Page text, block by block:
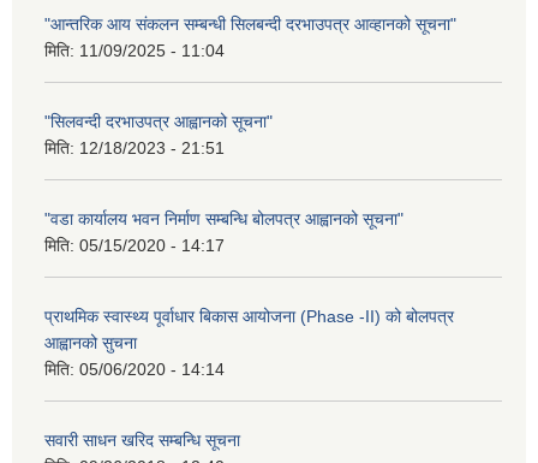
"आन्तरिक आय संकलन सम्बन्धी सिलबन्दी दरभाउपत्र आव्हानको सूचना"
मिति: 11/09/2025 - 11:04
"सिलवन्दी दरभाउपत्र आह्वानको सूचना"
मिति: 12/18/2023 - 21:51
"वडा कार्यालय भवन निर्माण सम्बन्धि बोलपत्र आह्वानको सूचना"
मिति: 05/15/2020 - 14:17
प्राथमिक स्वास्थ्य पूर्वाधार बिकास आयोजना (Phase -II) को बोलपत्र
आह्वानको सुचना
मिति: 05/06/2020 - 14:14
सवारी साधन खरिद सम्बन्धि सूचना